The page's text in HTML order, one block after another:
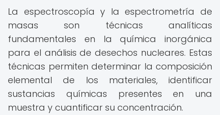
La espectroscopía y la espectrometría de
masas son técnicas analíticas
fundamentales en la química inorgánica
para el análisis de desechos nucleares. Estas
técnicas permiten determinar la composición
elemental de los materiales, identificar
sustancias químicas presentes en una
muestra y cuantificar su concentración.